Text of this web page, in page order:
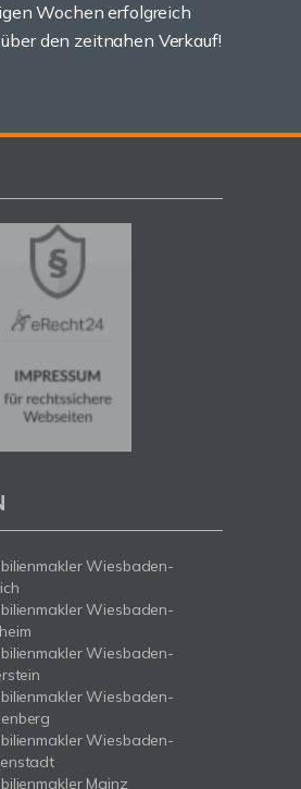
Wochen erfolgreich
den zeitnahen Verkauf!
Wiesbaden-
Wiesbaden-
Wiesbaden-
Wiesbaden-
Wiesbaden-
Mainz